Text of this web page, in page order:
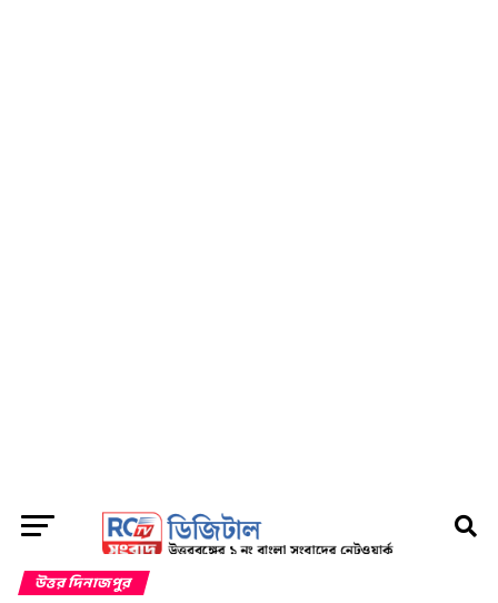
উত্তর দিনাজপুর